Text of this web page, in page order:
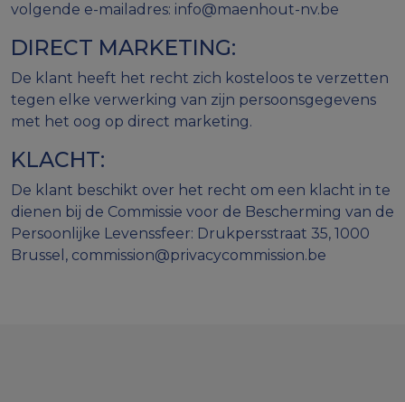
volgende e-mailadres: info@maenhout-nv.be
DIRECT MARKETING:
De klant heeft het recht zich kosteloos te verzetten
tegen elke verwerking van zijn persoonsgegevens
met het oog op direct marketing.
KLACHT:
De klant beschikt over het recht om een klacht in te
dienen bij de Commissie voor de Bescherming van de
Persoonlijke Levenssfeer: Drukpersstraat 35, 1000
Brussel, commission@privacycommission.be